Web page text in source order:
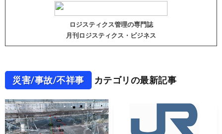
ロジスティクス管理の専門誌
月刊ロジスティクス・ビジネス
災害/事故/不祥事 カテゴリの最新記事